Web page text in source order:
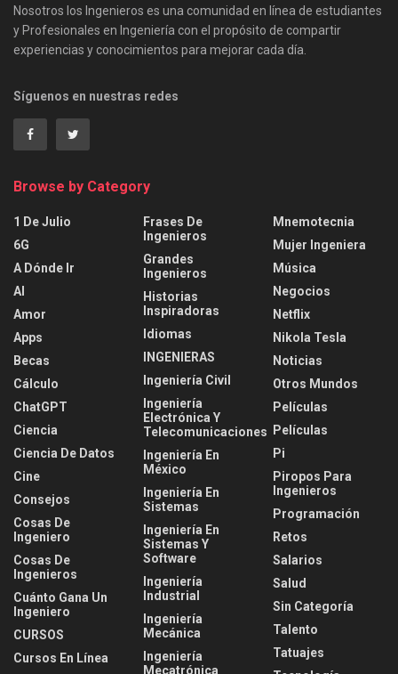
Nosotros los Ingenieros es una comunidad en línea de estudiantes
y Profesionales en Ingeniería con el propósito de compartir
experiencias y conocimientos para mejorar cada día.
Síguenos en nuestras redes
Browse by Category
1 De Julio
6G
A Dónde Ir
AI
Amor
Apps
Becas
Cálculo
ChatGPT
Ciencia
Ciencia De Datos
Cine
Consejos
Cosas De
Ingeniero
Cosas De
Ingenieros
Cuánto Gana Un
Ingeniero
CURSOS
Cursos En Línea
Frases De
Ingenieros
Grandes
Ingenieros
Historias
Inspiradoras
Idiomas
INGENIERAS
Ingeniería Civil
Ingeniería
Electrónica Y
Telecomunicaciones
Ingeniería En
México
Ingeniería En
Sistemas
Ingeniería En
Sistemas Y
Software
Ingeniería
Industrial
Ingeniería
Mecánica
Ingeniería
Mecatrónica
Mnemotecnia
Mujer Ingeniera
Música
Negocios
Netflix
Nikola Tesla
Noticias
Otros Mundos
Películas
Películas
Pi
Piropos Para
Ingenieros
Programación
Retos
Salarios
Salud
Sin Categoría
Talento
Tatuajes